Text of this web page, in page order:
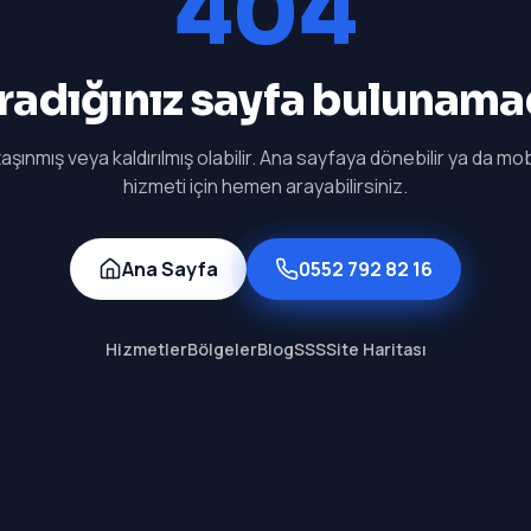
sayfa
veya kaldırılmış olabilir. Ana sayfaya dönebilir ya da
hizmeti için hemen arayabilirsiniz.
Ana Sayfa 0552 792 82 16
HizmetlerBölgelerBlogSSSSite Haritası